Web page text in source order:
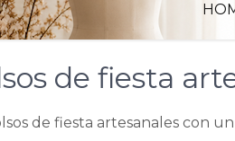
de fiesta
de fiesta artesanales con